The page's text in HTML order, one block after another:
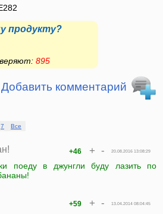
продукту?
895
Добавить комментарий
7 Все
20.08.2016 13:08:29
+46 + -
поеду в джунгли буду лазить по
13.04.2014 08:04:45
+59 + -